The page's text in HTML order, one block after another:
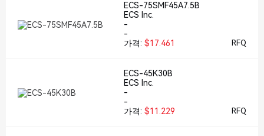
ECS-75SMF45A7.5B
ECS Inc.
-
-
가격: $17.461 RFQ
ECS-45K30B
ECS Inc.
-
-
가격: $11.229 RFQ